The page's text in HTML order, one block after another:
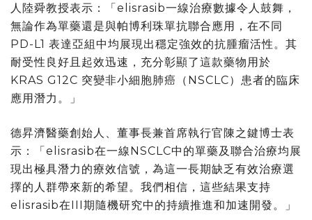
人陸舜教授表示：「elisrasib一線治療數據令人鼓舞，
無論作為單藥還是與帕博利珠單抗聯合應用，在不同
PD-L1 表達亞組中均展現出穩定強效的抗腫瘤活性。其
耐受性良好且起效迅速，充分彰顯了這款藥物用於
KRAS G12C 突變非小細胞肺癌（NSCLC）患者的臨床
應用潛力。」
德昇濟醫藥創始人、董事長兼首席執行官陳之鍵博士表
示：「elisrasib在一線NSCLC中的單藥及聯合治療均展
現出極具潛力的療效信號，為這一長期缺乏有效治療選
擇的人群帶來新的希望。我們相信，這些結果支持
elisrasib在III期隨機研究中的持續推進和加速開發。」